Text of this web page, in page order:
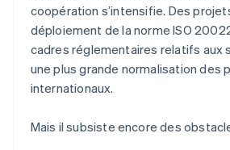
coopération s’intensifie. Des
déploiement de la norme ISO
cadres réglementaires relatifs aux
une plus grande normalisation des
internationaux.
Mais il subsiste encore des